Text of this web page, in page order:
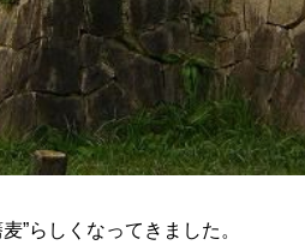
”らしくなってきました。